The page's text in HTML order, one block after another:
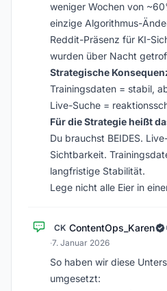
weniger Wochen von
einzige Algorithmus-
Reddit-Präsenz für KI-
wurden über Nacht
Strategische
Trainingsdaten = stabil,
Live-Suche =
Für die Strategie heißt
Du brauchst BEIDES.
Sichtbarkeit.
langfristige Stabilität.
Lege nicht alle Eier in
CK ContentOps_Karen
·7. Januar 2026
So haben wir diese
umgesetzt: